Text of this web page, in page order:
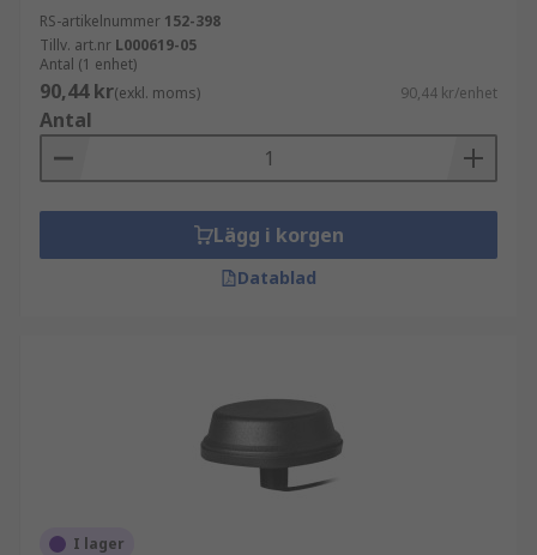
RS-artikelnummer 152-398
Tillv. art.nr L000619-05
Antal (1 enhet)
90,44 kr(exkl. moms) 90,44 kr/enhet
Antal
Lägg i korgen
Datablad
I lager